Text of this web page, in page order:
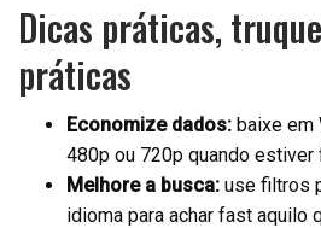
Dicas práticas,
práticas
Economize dados: baixe em
480p ou 720p quando estiver
Melhore a busca: use filtros
idioma para achar fast aquilo